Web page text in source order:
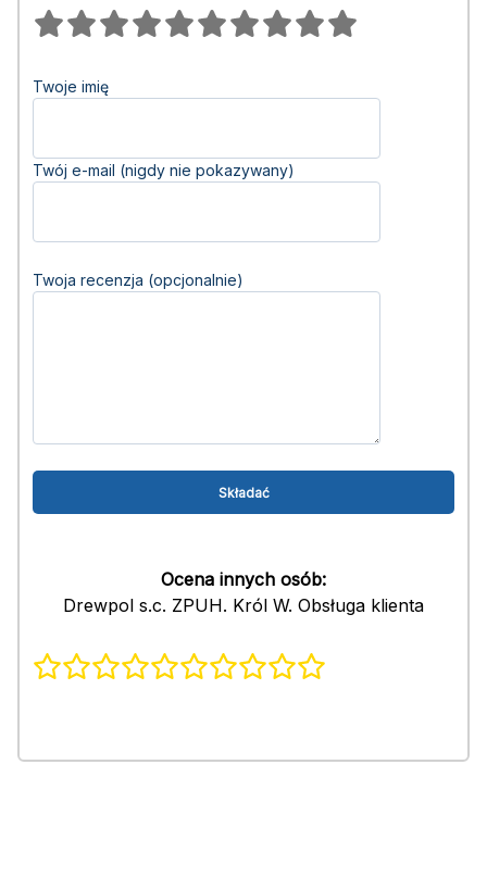
Twoje imię
Twój e-mail (nigdy nie pokazywany)
Twoja recenzja (opcjonalnie)
Ocena innych osób:
Drewpol s.c. ZPUH. Król W. Obsługa klienta